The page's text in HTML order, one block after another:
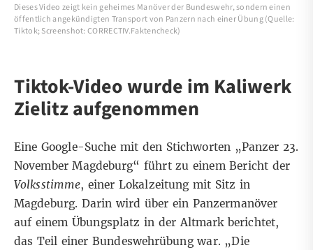
Dieses Video zeigt kein geheimes Manöver der Bundeswehr, sondern einen
öffentlich angekündigten Transport von Panzern nach einer Übung (Quelle:
Tiktok; Screenshot: CORRECTIV.Faktencheck)
Tiktok-Video wurde im Kaliwerk
Zielitz aufgenommen
EineGoogle-Suche mit den Stichworten „Panzer 23.
November Magdeburg“ führt zu einem Bericht der
Volksstimme, einer Lokalzeitung mit Sitz in
Magdeburg. Darin wird über ein Panzermanöver
auf einem Übungsplatz in der Altmark berichtet,
das Teil einer Bundeswehrübung war. „Die